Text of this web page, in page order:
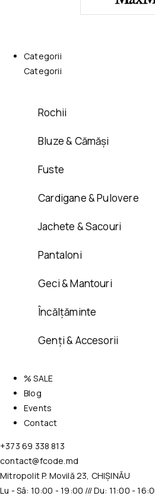
Categorii
Categorii
Rochii
Bluze & Cămăși
Fuste
Cardigane & Pulovere
Jachete & Sacouri
Pantaloni
Geci & Mantouri
Încălțăminte
Genți & Accesorii
% SALE
Blog
Events
Contact
+373 69 338 813
contact@fcode.md
Mitropolit P. Movilă 23, CHIȘINĂU
Lu - Sâ: 10:00 - 19:00 /// Du: 11:00 -